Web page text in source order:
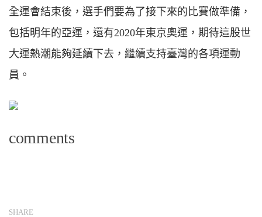
全運會結束後，選手們要為了接下來的比賽做準備，
包括明年的亞運，還有2020年東京奧運，期待這股世
大運熱潮能夠延續下去，繼續支持臺灣的各項運動
員。
comments
SHARE